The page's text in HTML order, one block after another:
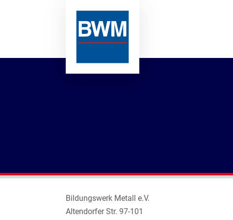
Bildungswerk Metall e.V.
Altendorfer Str. 97-101